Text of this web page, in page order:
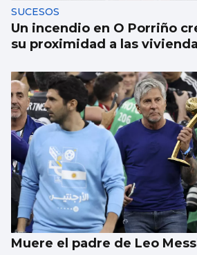
SUCESOS
Un incendio en O Porriño
su proximidad a las
Muere el padre de Leo